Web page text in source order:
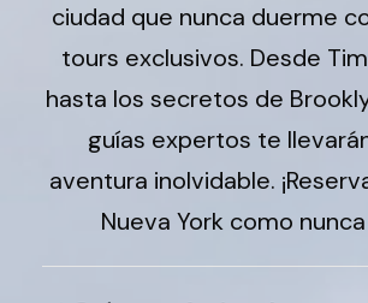
ciudad que nunca duerme
tours exclusivos. Desde
hasta los secretos de
guías expertos te
aventura inolvidable.
Nueva York como